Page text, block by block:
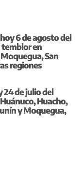
6 de agosto del
temblor en
San
regiones
24 de julio del
Huacho,
y Moquegua,